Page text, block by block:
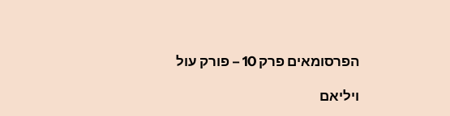
הפרסומאים פרק 10 – פורק עול
ויליאם